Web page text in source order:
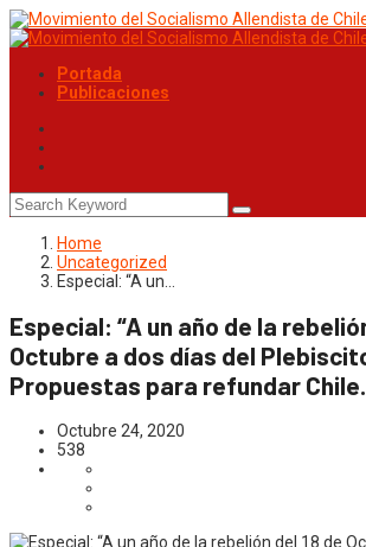
Portada
Publicaciones
Home
Uncategorized
Especial: “A un…
Especial: “A un año de la
Octubre a dos días del
Propuestas para refundar Chile.
Octubre 24, 2020
538